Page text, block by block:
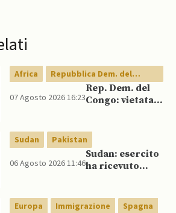
Africa
Repubblica Dem. del
Congo
07 Agosto 2026 16:23
Rep. Dem. del
Congo: vietata
rame e cobalto
Sudan Pakistan
06 Agosto 2026 11:46
Sudan: esercito
ha ricevuto
Pakistan
Europa Immigrazione Spagna